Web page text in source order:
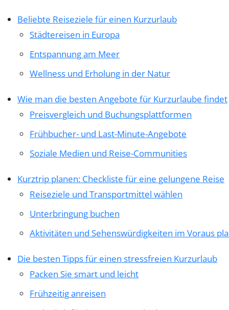
Beliebte Reiseziele für einen Kurzurlaub
Städtereisen in Europa
Entspannung am Meer
Wellness und Erholung in der Natur
Wie man die besten Angebote für Kurzurlaube findet
Preisvergleich und Buchungsplattformen
Frühbucher- und Last-Minute-Angebote
Soziale Medien und Reise-Communities
Kurztrip planen: Checkliste für eine gelungene Reise
Reiseziele und Transportmittel wählen
Unterbringung buchen
Aktivitäten und Sehenswürdigkeiten im Voraus
Die besten Tipps für einen stressfreien Kurzurlaub
Packen Sie smart und leicht
Frühzeitig anreisen